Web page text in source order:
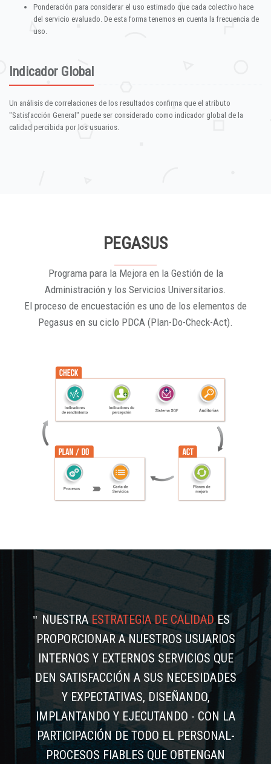
Ponderación para considerar el uso estimado que cada colectivo hace
del servicio evaluado. De esta forma tenemos en cuenta la frecuencia de
uso.
Indicador Global
Un análisis de correlaciones de los resultados confirma que el atributo
"Satisfacción General" puede ser considerado como indicador global de la
calidad percibida por los usuarios.
PEGASUS
Programa para la Mejora en la Gestión de la
Administración y los Servicios Universitarios.
El proceso de encuestación es uno de los elementos de
Pegasus en su ciclo PDCA (Plan-Do-Check-Act).
NUESTRAESTRATEGIA DE CALIDADES
PROPORCIONAR A NUESTROS USUARIOS
INTERNOS Y EXTERNOS SERVICIOS QUE
DEN SATISFACCIÓN A SUS NECESIDADES
Y EXPECTATIVAS, DISEÑANDO,
IMPLANTANDO Y EJECUTANDO - CON LA
PARTICIPACIÓN DE TODO EL PERSONAL-
PROCESOS FIABLES QUE OBTENGAN